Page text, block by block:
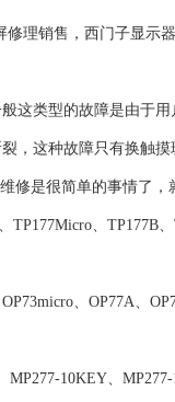
修理销售，西门子显示
这类型的故障是由于
，这种故障只有换触
修是很简单的事情了，
、TP177B
、OP77A、
10KEY、